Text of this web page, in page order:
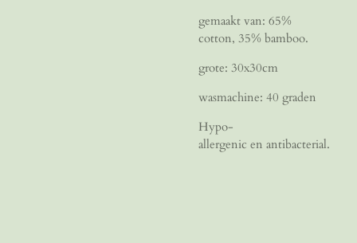
gemaakt van: 65%
cotton, 35% bamboo.
grote: 30x30cm
wasmachine: 40 graden
Hypo-
allergenic en antibacterial.